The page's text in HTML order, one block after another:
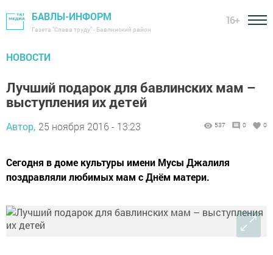
БАВЛЫ-ИНФОРМ
Газета "Слава труду" - Бавлинский район
16+
НОВОСТИ
Лучший подарок для бавлинских мам –
выступления их детей
Автор, 25 ноября 2016 - 13:23 537 0 0
Сегодня в доме культуры имени Мусы Джалиля
поздравляли любимых мам с Днём матери.